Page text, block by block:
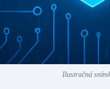
Ilustračná